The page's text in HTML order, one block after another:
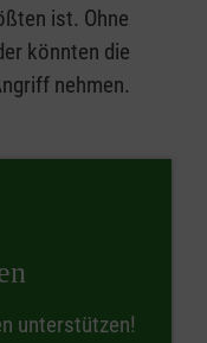
ist. Ohne
könnten die
nehmen.
unterstützen!